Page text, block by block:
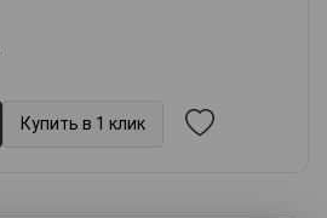
Купить в 1 клик